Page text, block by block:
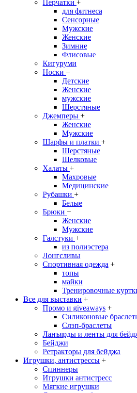
Перчатки +
для фитнеса
Сенсорные
Мужские
Женские
Зимние
Флисовые
Кигуруми
Носки +
Детские
Женские
мужские
Шерстяные
Джемперы +
Женские
Мужские
Шарфы и платки +
Шерстяные
Шелковые
Халаты +
Махровые
Медицинские
Рубашки +
Белые
Брюки +
Женские
Мужские
Галстуки +
из полиэстера
Лонгсливы
Спортивная одежда +
топы
майки
Тренировочные
Все для выставки +
Промо и giveaways +
Силиконовые
Cлэп-браслеты
Ланъярды и ленты для
Бейджи
Ретракторы для бейджа
Игрушки, антистрессы +
Спиннеры
Игрушки антистресс
Мягкие игрушки